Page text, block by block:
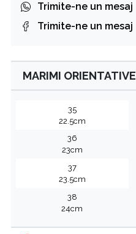
Trimite-ne un mesaj
Trimite-ne un mesaj
MARIMI ORIENTATIVE
35
22.5cm
36
23cm
37
23.5cm
38
24cm